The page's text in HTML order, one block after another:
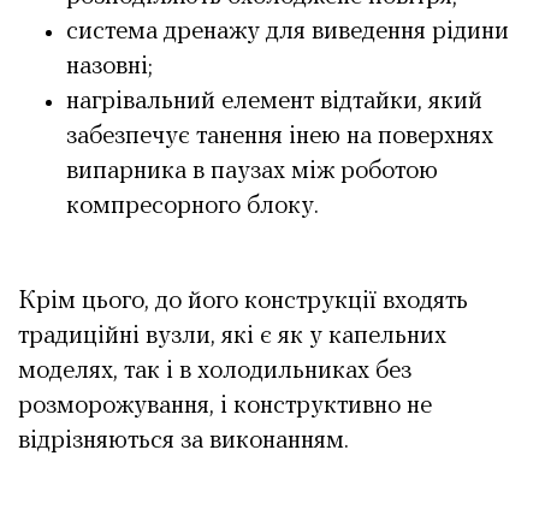
система дренажу для виведення рідини
назовні;
нагрівальний елемент відтайки, який
забезпечує танення інею на поверхнях
випарника в паузах між роботою
компресорного блоку.
Крім цього, до його конструкції входять
традиційні вузли, які є як у капельних
моделях, так і в холодильниках без
розморожування, і конструктивно не
відрізняються за виконанням.